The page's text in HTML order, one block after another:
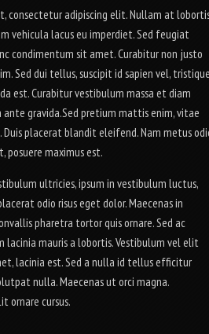
consectetur adipiscing elit. Nullam at
vehicula lacus eu imperdiet. Sed feugiat
condimentum sit amet. Curabitur non justo
Sed dui tellus, suscipit id sapien vel,
est. Curabitur vestibulum massa et diam
gravida.Sed pretium mattis enim, vitae
placerat blandit eleifend. Nam metus
posuere maximus est.
ultricies, ipsum in vestibulum luctus,
odio risus eget dolor. Maecenas in
pharetra tortor quis ornare. Sed ac
lacinia mauris a lobortis. Vestibulum vel elit
lacinia est. Sed a nulla id tellus efficitur
nulla. Maecenas ut orci magna.
ornare cursus.